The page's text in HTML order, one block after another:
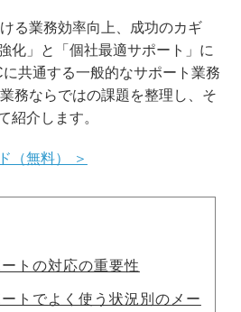
る業務効率向上、成功のカギ
化」と「個社最適サポート」に
共通する一般的なサポート業務
務ならではの課題を整理し、そ
紹介します。
（無料） ＞
トの対応の重要性
トでよく使う状況別のメー